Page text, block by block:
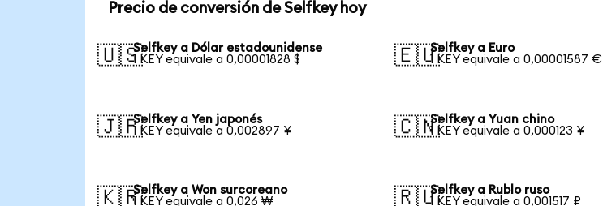
Precio de conversión de Selfkey hoy
🇺🇸Selfkey a Dólar estadounidense
1 KEY equivale a 0,00001828 $
🇪🇺Selfkey a Euro
1 KEY equivale a 0,00001587 €
🇯🇵Selfkey a Yen japonés
1 KEY equivale a 0,002897 ¥
🇨🇳Selfkey a Yuan chino
1 KEY equivale a 0,000123 ¥
🇰🇷Selfkey a Won surcoreano
1 KEY equivale a 0,026 ₩
🇷🇺Selfkey a Rublo ruso
1 KEY equivale a 0,001517 ₽